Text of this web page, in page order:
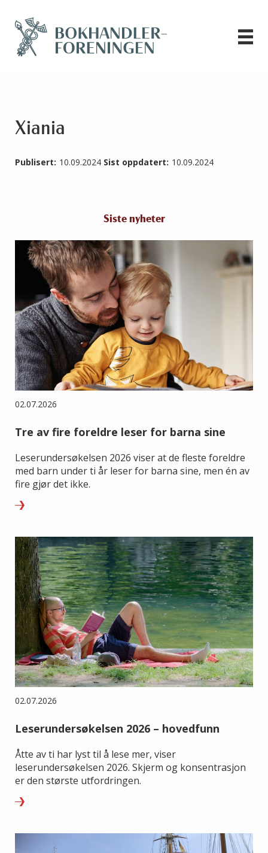
Xiania
Publisert: 10.09.2024 Sist oppdatert: 10.09.2024
Siste nyheter
02.07.2026
Tre av fire foreldre leser for barna sine
Leserundersøkelsen 2026 viser at de fleste foreldre
med barn under ti år leser for barna sine, men én av
fire gjør det ikke.
02.07.2026
Leserundersøkelsen 2026 – hovedfunn
Åtte av ti har lyst til å lese mer, viser
leserundersøkelsen 2026. Skjerm og konsentrasjon
er den største utfordringen.